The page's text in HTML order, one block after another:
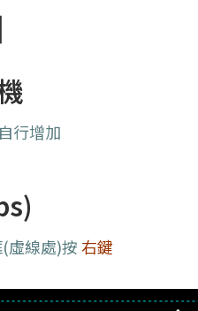
行增加
虛線處)按右鍵